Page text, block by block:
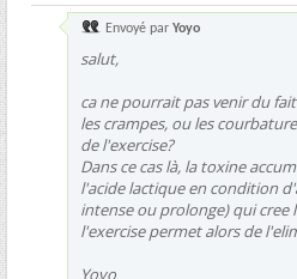
Envoyé par Yoyo
salut,
ca ne pourrait pas venir du
les crampes, ou les
de l'exercise?
Dans ce cas là, la toxine
l'acide lactique en condition
intense ou prolonge) qui cree
l'exercise permet alors de
Yoyo